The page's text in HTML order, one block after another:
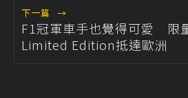
下一篇 →
F1冠軍車手也覺得可愛 限
Limited Edition抵達歐洲